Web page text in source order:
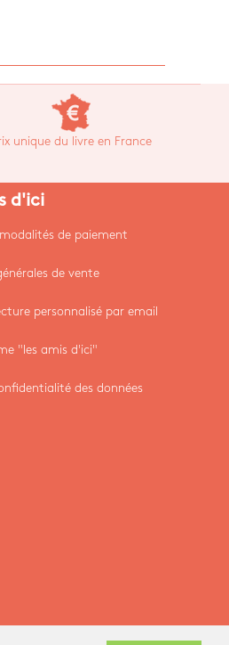
unique du livre en France
d'ici
modalités de paiement
de vente
personnalisé par email
"les amis d'ici"
des données